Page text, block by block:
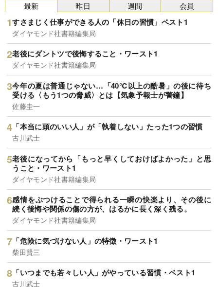
最新
すさまじく仕事ができる人の「休日の習慣」ベスト1
ダイヤモンド社書籍編集局
老後にダントツで後悔すること・ワースト1
ダイヤモンド社書籍編集局
今年の夏は普通じゃない…「40℃以上の酷暑」の後に待ち
受ける〈もう1つの脅威〉とは【気象予報士が警鐘】
佐藤圭一
「本当に頭のいい人」が「執着しない」たった1つの習慣
古川武士
老後になってから「もっと早くしておけばよかった」と思
うこと・ワースト1
ダイヤモンド社書籍編集局
感情をぶつけることで得られる一瞬の快楽より、その後に
続く後悔や関係の傷の方が、はるかに長く深く残る。
ダイヤモンド社書籍編集局
「危険に気づけない人」の特徴・ワースト1
柴田賢三
「いつまでも若々しい人」がやっている習慣・ベスト1
古川武士
昨日 週間 会員